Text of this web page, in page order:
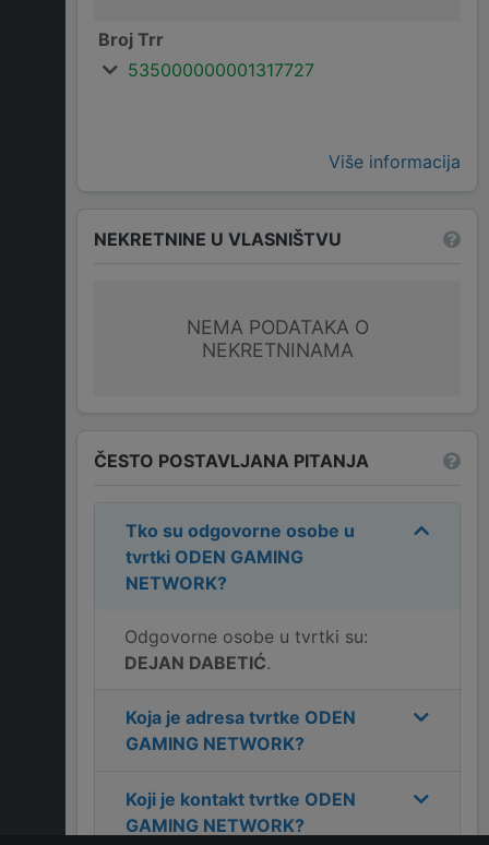
Broj Trr
535000000001317727
Više informacija
NEKRETNINE U VLASNIŠTVU
NEMA PODATAKA O
NEKRETNINAMA
ČESTO POSTAVLJANA PITANJA
Tko su odgovorne osobe u
tvrtki ODEN GAMING
NETWORK?
Odgovorne osobe u tvrtki su:
DEJAN DABETIĆ.
Koja je adresa tvrtke ODEN
GAMING NETWORK?
Koji je kontakt tvrtke ODEN
GAMING NETWORK?